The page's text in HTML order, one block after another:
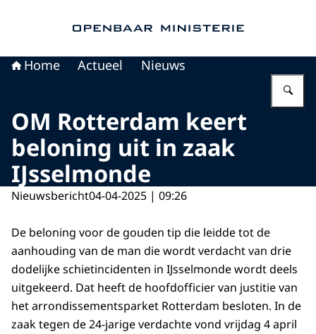
Home Actueel Nieuws
OM Rotterdam keert
beloning uit in zaak
IJsselmonde
Nieuwsbericht04-04-2025 | 09:26
De beloning voor de gouden tip die leidde tot de
aanhouding van de man die wordt verdacht van drie
dodelijke schietincidenten in IJsselmonde wordt deels
uitgekeerd. Dat heeft de hoofdofficier van justitie van
het arrondissementsparket Rotterdam besloten. In de
zaak tegen de 24-jarige verdachte vond vrijdag 4 april